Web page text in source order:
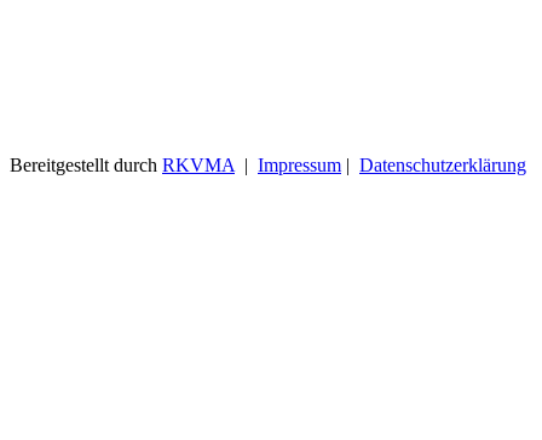
Bereitgestellt durch RKVMA| Impressum Datenschutzerklärung